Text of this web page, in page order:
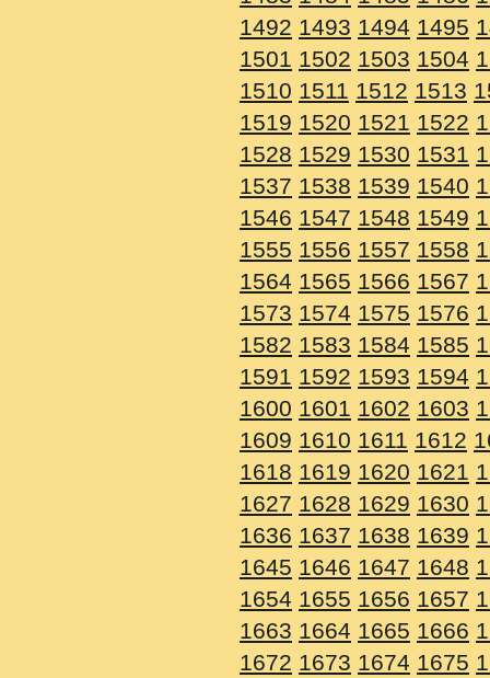
1492 1493 1494 1495
1501 1502 1503 1504
1510 1511 1512 1513
1519 1520 1521 1522
1528 1529 1530 1531
1537 1538 1539 1540
1546 1547 1548 1549
1555 1556 1557 1558
1564 1565 1566 1567
1573 1574 1575 1576
1582 1583 1584 1585
1591 1592 1593 1594
1600 1601 1602 1603
1609 1610 1611 1612
1618 1619 1620 1621
1627 1628 1629 1630
1636 1637 1638 1639
1645 1646 1647 1648
1654 1655 1656 1657
1663 1664 1665 1666
1672 1673 1674 1675